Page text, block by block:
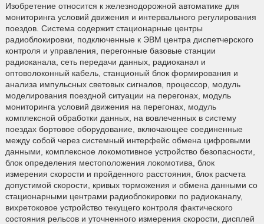
Изобретение относится к железнодорожной автоматике для
мониторинга условий движения и интервального регулирования
поездов. Система содержит стационарные центры
радиоблокировки, подключенные к ЭВМ центра диспетчерского
контроля и управления, перегонные базовые станции
радиоканала, сеть передачи данных, радиоканал и
оптоволоконный кабель, станционый блок формирования и
анализа импульсных световых сигналов, процессор, модуль
моделирования поездной ситуации на перегонах, модуль
мониторинга условий движения на перегонах, модуль
комплексной обработки данных, на вовлеченных в систему
поездах бортовое оборудование, включающее соединенные
между собой через системный интерфейс обмена цифровыми
данными, комплексное локомотивное устройство безопасности,
блок определения местоположения локомотива, блок
измерения скорости и пройденного расстояния, блок расчета
допустимой скорости, кривых торможения и обмена данными со
стационарными центрами радиоблокировки по радиоканалу,
вихретоковое устройство текущего контроля фактического
состояния рельсов и уточненного измерения скорости, дисплей